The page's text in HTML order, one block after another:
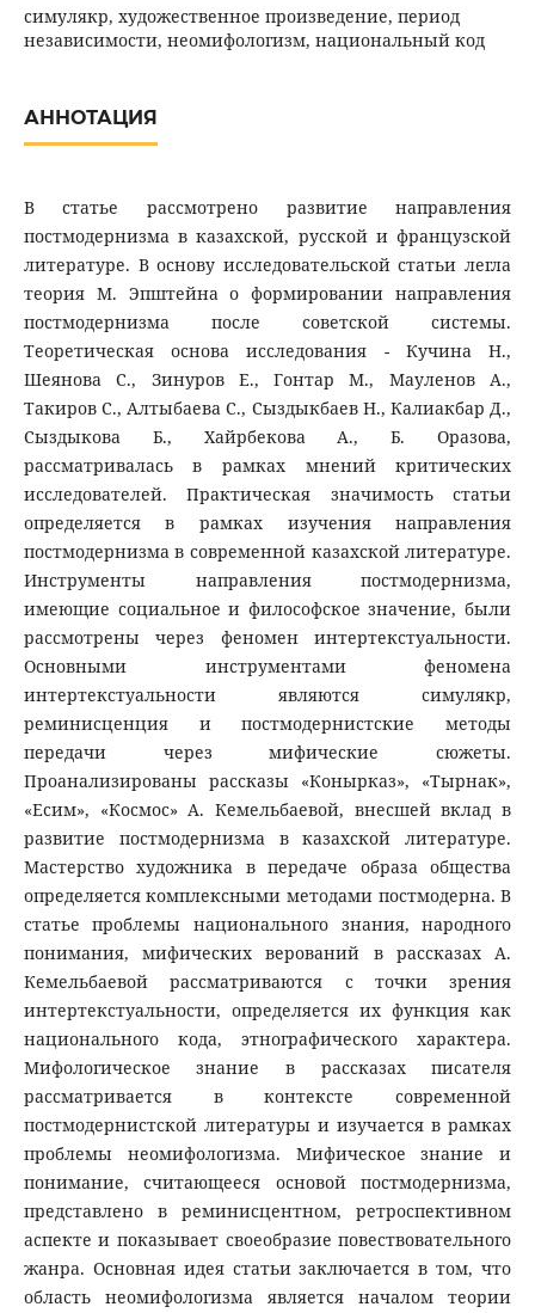
симулякр, художественное произведение, период
независимости, неомифологизм, национальный код
АННОТАЦИЯ
В статье рассмотрено развитие направления
постмодернизма в казахской, русской и французской
литературе. В основу исследовательской статьи легла
теория М. Эпштейна о формировании направления
постмодернизма после советской системы.
Теоретическая основа исследования - Кучина Н.,
Шеянова С., Зинуров Е., Гонтар М., Мауленов А.,
Такиров С., Алтыбаева С., Сыздыкбаев Н., Калиакбар Д.,
Сыздыкова Б., Хайрбекова А., Б. Оразова,
рассматривалась в рамках мнений критических
исследователей. Практическая значимость статьи
определяется в рамках изучения направления
постмодернизма в современной казахской литературе.
Инструменты направления постмодернизма,
имеющие социальное и философское значение, были
рассмотрены через феномен интертекстуальности.
Основными инструментами феномена
интертекстуальности являются симулякр,
реминисценция и постмодернистские методы
передачи через мифические сюжеты.
Проанализированы рассказы «Конырказ», «Тырнак»,
«Есим», «Космос» А. Кемельбаевой, внесшей вклад в
развитие постмодернизма в казахской литературе.
Мастерство художника в передаче образа общества
определяется комплексными методами постмодерна. В
статье проблемы национального знания, народного
понимания, мифических верований в рассказах А.
Кемельбаевой рассматриваются с точки зрения
интертекстуальности, определяется их функция как
национального кода, этнографического характера.
Мифологическое знание в рассказах писателя
рассматривается в контексте современной
постмодернистской литературы и изучается в рамках
проблемы неомифологизма. Мифическое знание и
понимание, считающееся основой постмодернизма,
представлено в реминисцентном, ретроспективном
аспекте и показывает своеобразие повествовательного
жанра. Основная идея статьи заключается в том, что
область неомифологизма является началом теории